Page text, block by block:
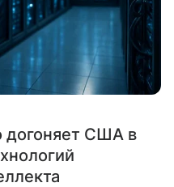
догоняет США в